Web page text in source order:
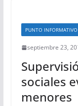
PUNTO INFORMATIVO
septiembre 23,
sociales
menores